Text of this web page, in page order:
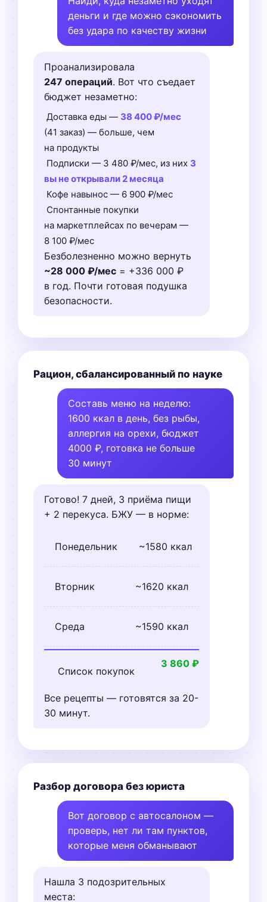
деньги и где можно сэкономить
без удара по качеству жизни
Проанализировала
247 операций. Вот что съедает
бюджет незаметно:
Доставка еды — 38 400 ₽/мес
(41 заказ) — больше, чем
на продукты
Подписки — 3 480 ₽/мес, из них 3
вы не открывали 2 месяца
Кофе навынос — 6 900 ₽/мес
Спонтанные покупки
на маркетплейсах по вечерам —
8 100 ₽/мес
Безболезненно можно вернуть
~28 000 ₽/мес = +336 000 ₽
в год. Почти готовая подушка
безопасности.
Рацион, сбалансированный по науке
Составь меню на неделю:
1600 ккал в день, без рыбы,
аллергия на орехи, бюджет
4000 ₽, готовка не больше
30 минут
Готово! 7 дней, 3 приёма пищи
+ 2 перекуса. БЖУ — в норме:
Понедельник ~1580 ккал
Вторник ~1620 ккал
Среда ~1590 ккал
Список покупок
3 860 ₽
Все рецепты — готовятся за 20-
30 минут.
Разбор договора без юриста
Вот договор с автосалоном —
проверь, нет ли там пунктов,
которые меня обманывают
Нашла 3 подозрительных
места: